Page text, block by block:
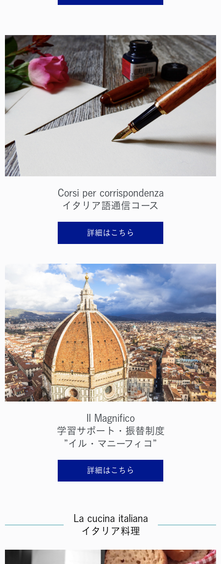
Corsi per corrispondenza
イタリア語通信コース
詳細はこちら
Il Magnifico
学習サポート・振替制度
”イル・マニーフィコ”
詳細はこちら
La cucina italiana
イタリア料理